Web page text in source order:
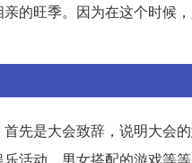
的旺季。因为在这个时候
先是大会致辞，说明大会